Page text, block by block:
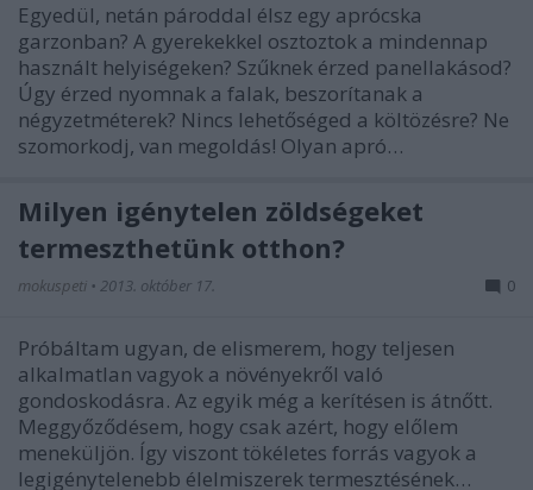
Egyedül, netán pároddal élsz egy aprócska
garzonban? A gyerekekkel osztoztok a mindennap
használt helyiségeken? Szűknek érzed panellakásod?
Úgy érzed nyomnak a falak, beszorítanak a
négyzetméterek? Nincs lehetőséged a költözésre? Ne
szomorkodj, van megoldás! Olyan apró…
Milyen igénytelen zöldségeket
termeszthetünk otthon?
mokuspeti • 2013. október 17. 0
Próbáltam ugyan, de elismerem, hogy teljesen
alkalmatlan vagyok a növényekről való
gondoskodásra. Az egyik még a kerítésen is átnőtt.
Meggyőződésem, hogy csak azért, hogy előlem
meneküljön. Így viszont tökéletes forrás vagyok a
legigénytelenebb élelmiszerek termesztésének…